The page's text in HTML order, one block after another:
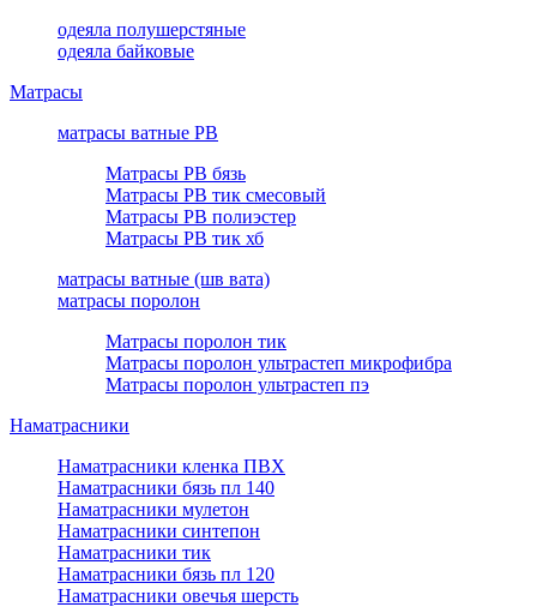
одеяла полушерстяные
одеяла байковые
Матрасы
матрасы ватные РВ
Матрасы РВ бязь
Матрасы РВ тик смесовый
Матрасы РВ полиэстер
Матрасы РВ тик хб
матрасы ватные (шв вата)
матрасы поролон
Матрасы поролон тик
Матрасы поролон ультрастеп микрофибра
Матрасы поролон ультрастеп пэ
Наматрасники
Наматрасники кленка ПВХ
Наматрасники бязь пл 140
Наматрасники мулетон
Наматрасники синтепон
Наматрасники тик
Наматрасники бязь пл 120
Наматрасники овечья шерсть